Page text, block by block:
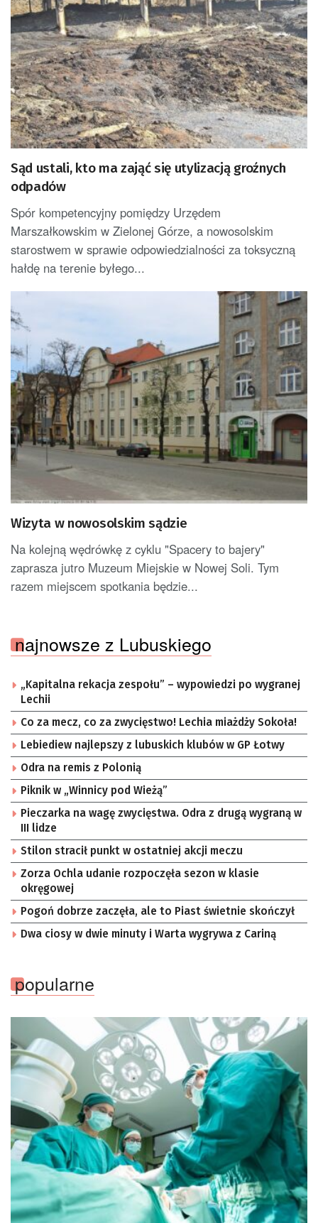
Sąd ustali, kto ma zająć się utylizacją groźnych
odpadów
Spór kompetencyjny pomiędzy Urzędem
Marszałkowskim w Zielonej Górze, a nowosolskim
starostwem w sprawie odpowiedzialności za toksyczną
hałdę na terenie byłego...
Wizyta w nowosolskim sądzie
Na kolejną wędrówkę z cyklu "Spacery to bajery"
zaprasza jutro Muzeum Miejskie w Nowej Soli. Tym
razem miejscem spotkania będzie...
najnowsze z Lubuskiego
„Kapitalna rekacja zespołu” – wypowiedzi po wygranej
Lechii
Co za mecz, co za zwycięstwo! Lechia miażdży Sokoła!
Lebiediew najlepszy z lubuskich klubów w GP Łotwy
Odra na remis z Polonią
Piknik w „Winnicy pod Wieżą”
Pieczarka na wagę zwycięstwa. Odra z drugą wygraną w
III lidze
Stilon stracił punkt w ostatniej akcji meczu
Zorza Ochla udanie rozpoczęła sezon w klasie
okręgowej
Pogoń dobrze zaczęła, ale to Piast świetnie skończył
Dwa ciosy w dwie minuty i Warta wygrywa z Cariną
popularne